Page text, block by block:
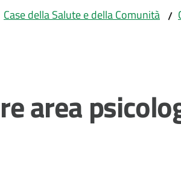
Case della Salute e della Comunità /
area